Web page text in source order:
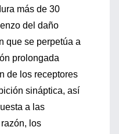
más de 30
del daño
que se perpetúa a
prolongada
de los receptores
sináptica, así
a las
los